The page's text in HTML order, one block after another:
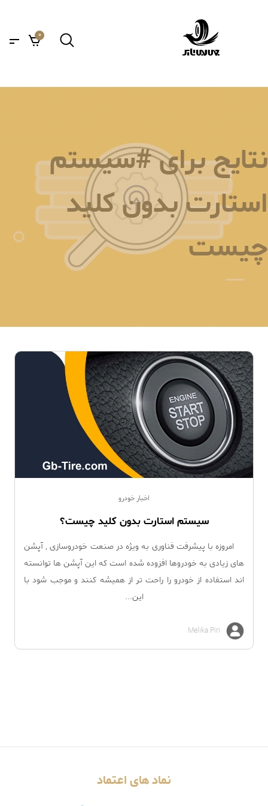
0
نتایج برای #سیستم
استارت بدون کلید
چیست
اخبار خودرو
سیستم استارت بدون کلید چیست؟
امروزه با پیشرفت فناوری به ویژه در صنعت خودروسازی , آپشن
های زیادی به خودروها افزوده شده است که این آپشن ها توانسته
اند استفاده از خودرو را راحت تر از همیشه کنند و موجب شود با
این...
Melika Piri
نماد های اعتماد